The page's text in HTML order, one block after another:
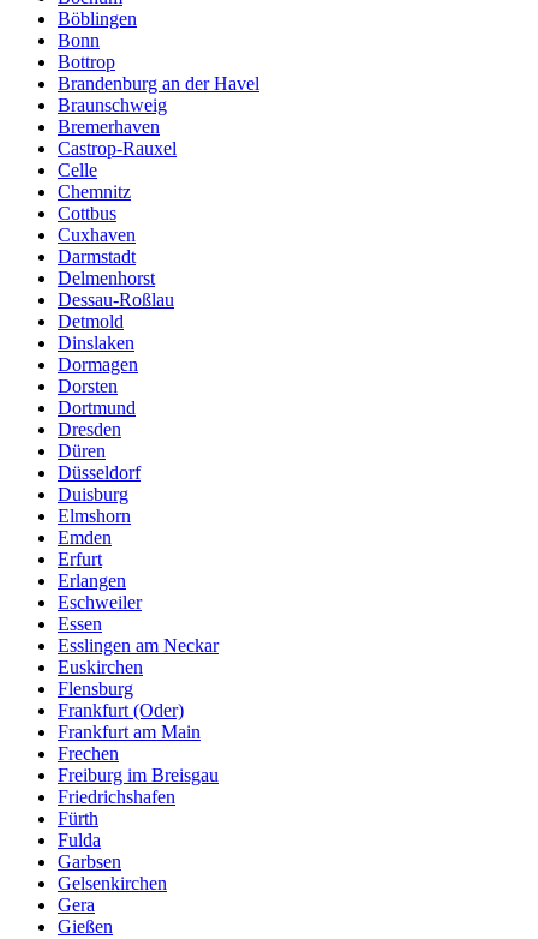
Böblingen
Bonn
Bottrop
Brandenburg an der Havel
Braunschweig
Bremerhaven
Castrop-Rauxel
Celle
Chemnitz
Cottbus
Cuxhaven
Darmstadt
Delmenhorst
Dessau-Roßlau
Detmold
Dinslaken
Dormagen
Dorsten
Dortmund
Dresden
Düren
Düsseldorf
Duisburg
Elmshorn
Emden
Erfurt
Erlangen
Eschweiler
Essen
Esslingen am Neckar
Euskirchen
Flensburg
Frankfurt (Oder)
Frankfurt am Main
Frechen
Freiburg im Breisgau
Friedrichshafen
Fürth
Fulda
Garbsen
Gelsenkirchen
Gera
Gießen